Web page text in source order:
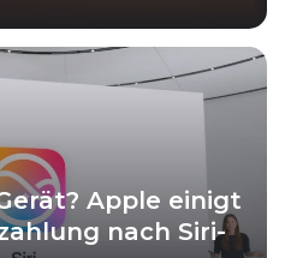
Apple einigt
nach Siri-